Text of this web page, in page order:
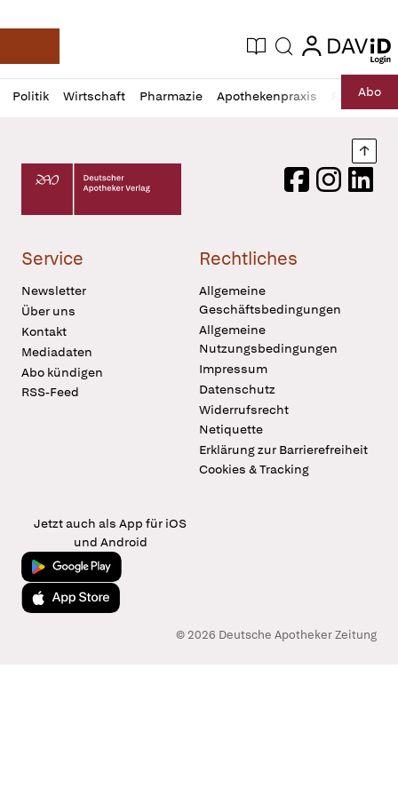
Deutsche Apotheker Zeitung
Aktuelle Ausgabe
Suche login
login
Politik Wirtschaft Pharmazie Apothekenpraxis RechtAbo
Profil
öffnen
Daz
Pur
Deutscher Apotheker Verlag Logo
FacebookInstagram
Service
Newsletter
Über uns
Kontakt
Mediadaten
Abo kündigen
RSS-Feed
Rechtliches
Allgemeine
Geschäftsbedingungen
Allgemeine
Nutzungsbedingungen
Impressum
Datenschutz
Widerrufsrecht
Netiquette
Erklärung zur Barrierefreiheit
Cookies & Tracking
Jetzt auch als App für iOS
und Android
Jetzt bei Google Play
Laden im App Store
© 2026 Deutsche Apotheker Zeitung